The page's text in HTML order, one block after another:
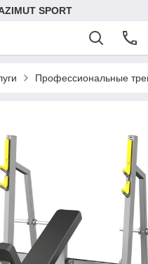
SPORT
Профессиональные